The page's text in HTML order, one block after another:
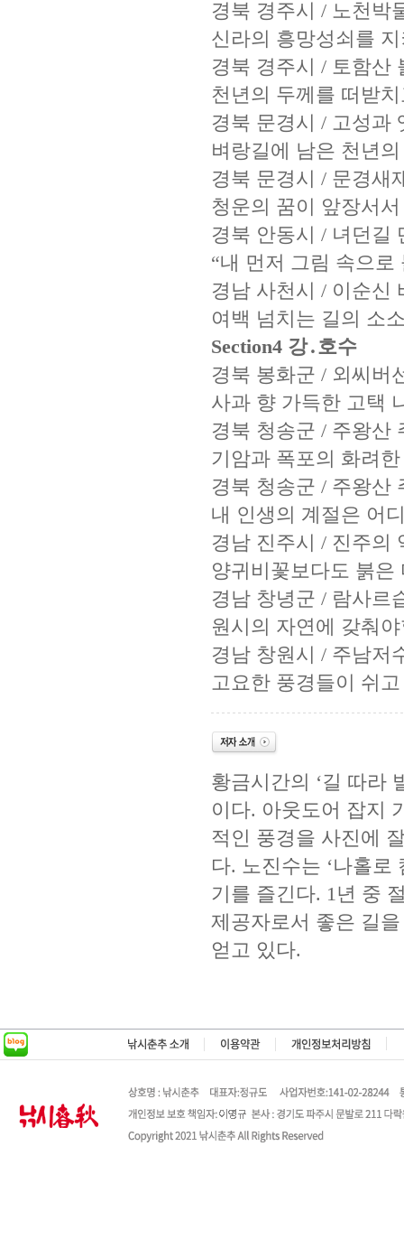
경북 경주시 / 노천박
신라의 흥망성쇠를
경북 경주시 / 토함산
천년의 두께를 떠받
경북 문경시 / 고성과
벼랑길에 남은 천년
경북 문경시 / 문경새
청운의 꿈이 앞장서
경북 안동시 / 녀던길
“내 먼저 그림 속으로
경남 사천시 / 이순신
여백 넘치는 길의 소
Section4 강․호수
경북 봉화군 / 외씨버
사과 향 가득한 고택
경북 청송군 / 주왕산
기암과 폭포의 화려
경북 청송군 / 주왕산
내 인생의 계절은 어
경남 진주시 / 진주의
양귀비꽃보다도 붉은
경남 창녕군 / 람사르
원시의 자연에 갖춰
경남 창원시 / 주남저
고요한 풍경들이 쉬
황금시간의 ‘길 따라
이다. 아웃도어 잡지
적인 풍경을 사진에
다. 노진수는 ‘나홀로
기를 즐긴다. 1년 중
제공자로서 좋은 길
얻고 있다.